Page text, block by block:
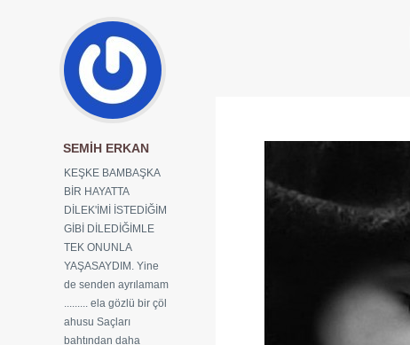
SEMIH ERKAN
KEŞKE BAMBAŞKA
BİR HAYATTA
DİLEK'İMİ İSTEDİĞİM
GİBİ DİLEDİĞİMLE
TEK ONUNLA
YAŞASAYDIM. Yine
de senden ayrılamam
......... ela gözlü bir çöl
ahusu Saçları
bahtından daha